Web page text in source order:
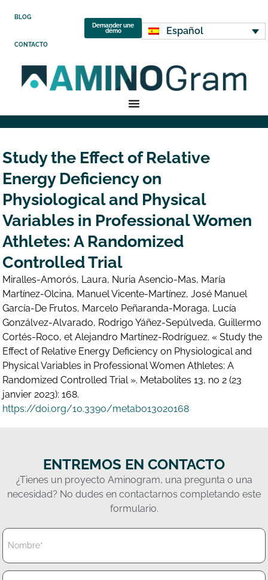
BLOG
CONTACTO
Demander une
démo
Español
Study the Effect of Relative
Energy Deficiency on
Physiological and Physical
Variables in Professional Women
Athletes: A Randomized
Controlled Trial
Miralles-Amorós, Laura, Nuria Asencio-Mas, María
Martínez-Olcina, Manuel Vicente-Martínez, José Manuel
García-De Frutos, Marcelo Peñaranda-Moraga, Lucía
Gonzálvez-Alvarado, Rodrigo Yáñez-Sepúlveda, Guillermo
Cortés-Roco, et Alejandro Martínez-Rodríguez. « Study the
Effect of Relative Energy Deficiency on Physiological and
Physical Variables in Professional Women Athletes: A
Randomized Controlled Trial ». Metabolites 13, no 2 (23
janvier 2023): 168.
https://doi.org/10.3390/metabo13020168
ENTREMOS EN CONTACTO
¿Tienes un proyecto Aminogram, una pregunta o una
necesidad? No dudes en contactarnos completando este
formulario.